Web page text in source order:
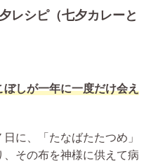
レシピ（七夕カレーと
ぼしが一年に一度だけ会え
に、「たなばたたつめ」
その布を神様に供えて病